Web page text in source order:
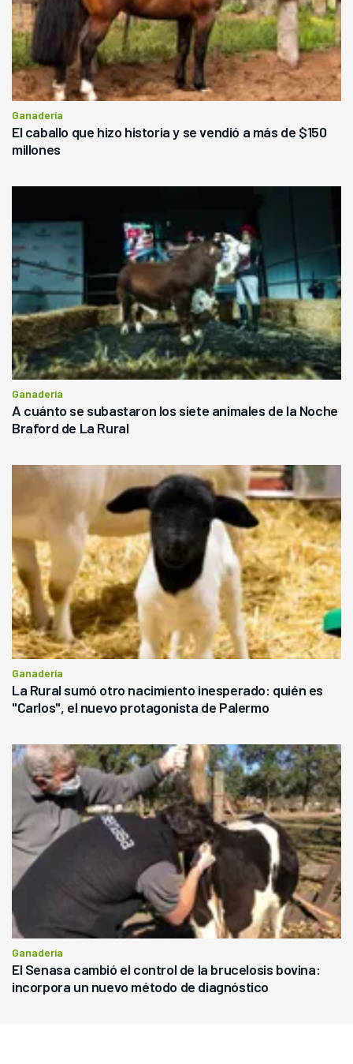
Ganadería
El caballo que hizo historia y se vendió a más de $150
millones
Ganadería
A cuánto se subastaron los siete animales de la Noche
Braford de La Rural
Ganadería
La Rural sumó otro nacimiento inesperado: quién es
"Carlos", el nuevo protagonista de Palermo
Ganadería
El Senasa cambió el control de la brucelosis bovina:
incorpora un nuevo método de diagnóstico